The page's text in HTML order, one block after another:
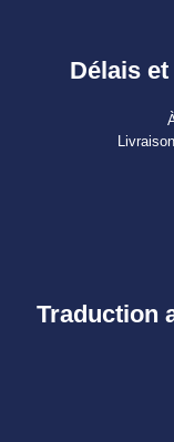
Délais
Traduction